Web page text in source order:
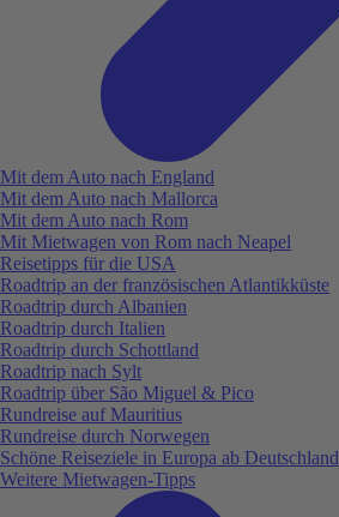
Mit dem Auto nach England
Mit dem Auto nach Mallorca
Mit dem Auto nach Rom
Mit Mietwagen von Rom nach Neapel
Reisetipps für die USA
Roadtrip an der französischen Atlantikküste
Roadtrip durch Albanien
Roadtrip durch Italien
Roadtrip durch Schottland
Roadtrip nach Sylt
Roadtrip über São Miguel & Pico
Rundreise auf Mauritius
Rundreise durch Norwegen
Schöne Reiseziele in Europa ab Deutschland
Weitere Mietwagen-Tipps